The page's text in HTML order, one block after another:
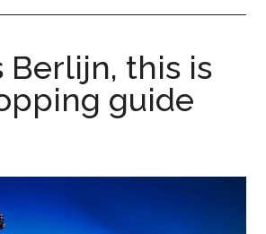
this is
guide